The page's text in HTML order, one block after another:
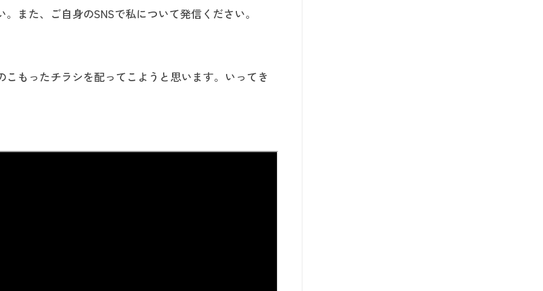
また、ご自身のSNSで私について発信ください。
もったチラシを配ってこようと思います。いってき